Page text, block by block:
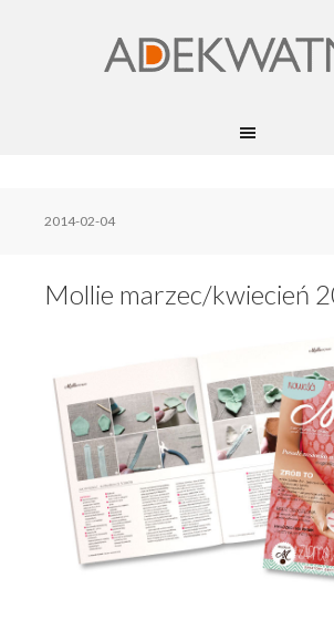
2014-02-04
Mollie marzec/kwiecień